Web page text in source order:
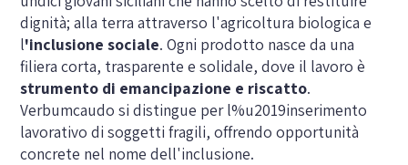
dignità; alla terra attraverso l'agricoltura biologica e
l'inclusione sociale. Ogni prodotto nasce da una
filiera corta, trasparente e solidale, dove il lavoro è
strumento di emancipazione e riscatto.
Verbumcaudo si distingue per l%u2019inserimento
lavorativo di soggetti fragili, offrendo opportunità
concrete nel nome dell'inclusione.